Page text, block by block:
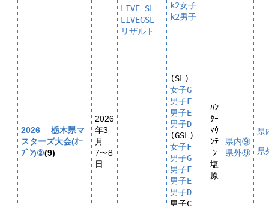
LIVE SL
LIVEGSL
k2女子
k2男子
2026 栃木県マ
スターズ大会(ｵｰ
ﾌﾟﾝ)②(9)
2026
年3
月
7〜8
日
女子G
男子F
男子E
男子D
女子F
男子G
男子F
男子E
男子D
ﾊﾝ
ﾀｰ
ﾏｳ
ﾝﾃ
ﾝ
塩
原
県内⑨
県外⑨
県
県